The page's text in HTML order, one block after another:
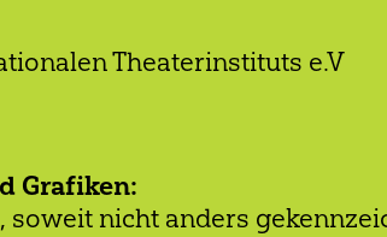
Theaterinstituts e.V
Grafiken:
nicht anders